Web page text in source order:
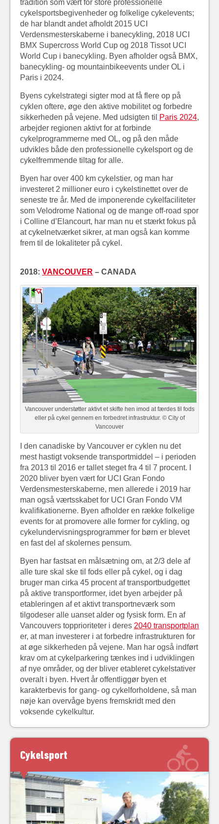
tradition som vært for store professionelle
cykelsportsbegivenheder og folkelige cykelevents;
de har blandt andet afholdt 2015 UCI
Verdensmesterskaberne i banecykling, 2018 UCI
BMX Supercross World Cup og 2018 Tissot UCI
World Cup i banecykling. Byen afholder også BMX,
banecykling- og mountainbikeevents under OL i
Paris i 2024.
Byens cykelstrategi sigter mod at få flere op på
cyklen oftere, øge den aktive mobilitet og forbedre
sikkerheden på vejene. Med udsigten til
Paris 2024,
arbejder regionen aktivt for at forbinde
cykelprogrammerne med OL, og på den måde
udvikles både den professionelle cykelsport og de
cykelfremmende tiltag for alle.
Byen har over 400 km cykelstier, og man har
investeret 2 millioner euro i cykelstinettet over de
seneste tre år. Med de imponerende cykelfaciliteter
som Velodrome National og de mange off-road spor
i Colline d’Elancourt, har man nu et stærkt fokus på
at cykelnetværket sikrer, at man også kan komme
frem til de lokaliteter på cykel.
2018: VANCOUVER – CANADA
Vancouver understøtter aktivt et skifte hen imod at færdes til fods
eller på cykel gennem en forbedret infrastruktur. © City of
Vancouver
I den canadiske by Vancouver er cyklen nu det
mest hastigt voksende transportmiddel – i perioden
fra 2013 til 2016 er tallet steget fra 4 til 7 procent. I
2020 bliver byen vært for UCI Gran Fondo
Verdensmesterskaberne, men allerede i 2019 har
man også værtsskabet for UCI Gran Fondo VM
kvalifikationerne. Byen afholder en række folkelige
events for at promovere alle former for cykling, og
cykelundervisningsprogrammer for børn er blevet
en fast del af skolernes pensum.
Byen har fastsat en målsætning om, at 2/3 dele af
alle ture skal ske til fods eller på cykel, og i dag
bruger man cirka 45 procent af transportbudgettet
på aktive transportformer, idet byen arbejder på
etableringen af et aktivt transportneværk som
tilgodeser alle uanset alder og fysisk form. En af
Vancouvers topprioriteter i deres 2040 transportplan
er, at man investerer i at forbedre infrastrukturen for
at øge sikkerheden på vejene. Man har også indført
krav om at cykelparkering tænkes ind i udviklingen
af nye områder, og der bliver etableret cykelstativer
overalt i byen. Hvert år offentliggør byen et
karakterbevis for gang- og cykelforholdene, så man
nøje kan overvåge byens fremskridt med den
voksende cykelkultur.
Cykelsport